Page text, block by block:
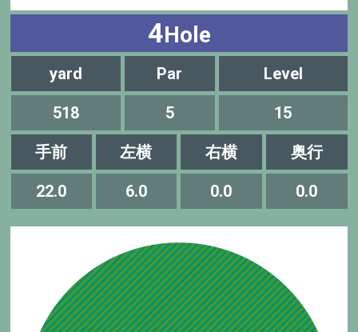
4Hole
yard Par Level
518 5 15
手前 左横 右横 奥行
22.0 6.0 0.0 0.0